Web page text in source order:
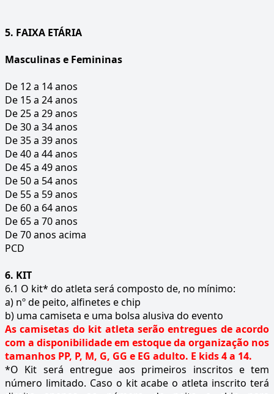
5. FAIXA ETÁRIA
Masculinas e Femininas
De 12 a 14 anos
De 15 a 24 anos
De 25 a 29 anos
De 30 a 34 anos
De 35 a 39 anos
De 40 a 44 anos
De 45 a 49 anos
De 50 a 54 anos
De 55 a 59 anos
De 60 a 64 anos
De 65 a 70 anos
De 70 anos acima
PCD
6. KIT
6.1 O kit* do atleta será composto de, no mínimo:
a) nº de peito, alfinetes e chip
b) uma camiseta e uma bolsa alusiva do evento
As camisetas do kit atleta serão entregues de acordo
com a disponibilidade em estoque da organização nos
tamanhos PP, P, M, G, GG e EG adulto. E kids 4 a 14.
*O Kit será entregue aos primeiros inscritos e tem
número limitado. Caso o kit acabe o atleta inscrito terá